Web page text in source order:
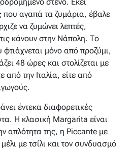
που αγαπά τα ζυμάρια, έβαλε
να ζυμώνει λεπτές,
κάνουν στην Νάπολη. Το
φτιάχνεται μόνο από προζύμι,
48 ώρες και στολίζεται με
από την Ιταλία, είτε από
έντεκα διαφορετικές
Η κλασική Margarita είναι
απλότητα της, η Piccante με
με τσίλι και τον συνδυασμό